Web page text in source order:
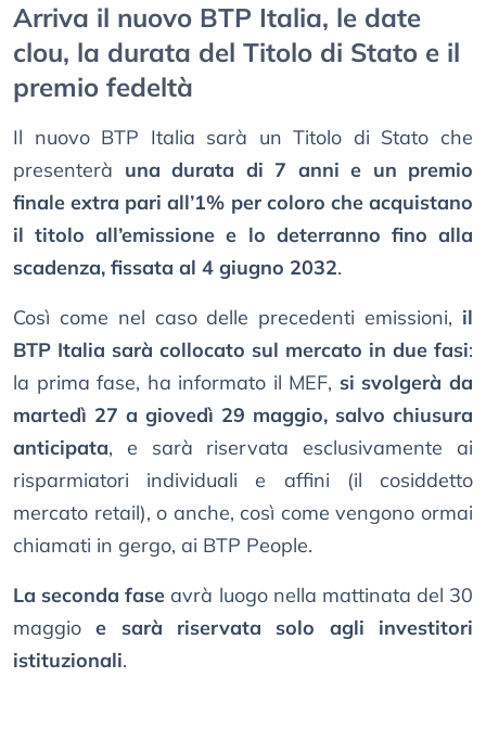
Arriva il nuovo BTP Italia, le date
clou, la durata del Titolo di Stato e il
premio fedeltà
Il nuovo BTP Italia sarà un Titolo di Stato che
presenterà una durata di 7 anni e un premio
finale extra pari all’1% per coloro che acquistano
il titolo all’emissione e lo deterranno fino alla
scadenza, fissata al 4 giugno 2032.
Così come nel caso delle precedenti emissioni, il
BTP Italia sarà collocato sul mercato in due fasi:
la prima fase, ha informato il MEF, si svolgerà da
martedì 27 a giovedì 29 maggio, salvo chiusura
anticipata, e sarà riservata esclusivamente ai
risparmiatori individuali e affini (il cosiddetto
mercato retail), o anche, così come vengono ormai
chiamati in gergo, ai BTP People.
La seconda fase avrà luogo nella mattinata del 30
maggioe sarà riservata solo agli investitori
istituzionali.